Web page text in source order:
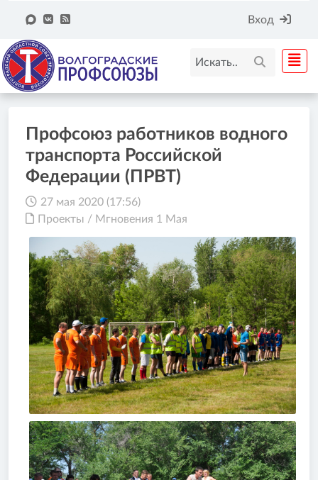
Вход
Профсоюз работников водного
транспорта Российской
Федерации (ПРВТ)
27 мая 2020 (17:56)
Проекты / Мгновения 1 Мая